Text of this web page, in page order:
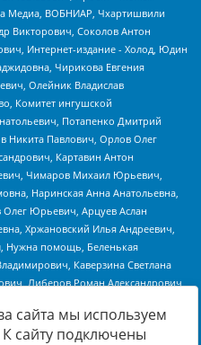
сайта мы используем
К сайту подключены